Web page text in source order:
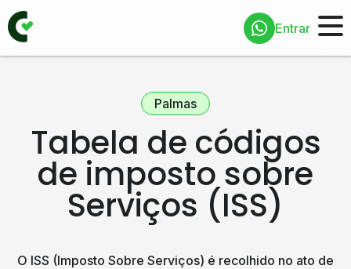
Entrar
Palmas
Tabela de códigos
de imposto sobre
Serviços (ISS)
O ISS (Imposto Sobre Serviços) é recolhido no ato de